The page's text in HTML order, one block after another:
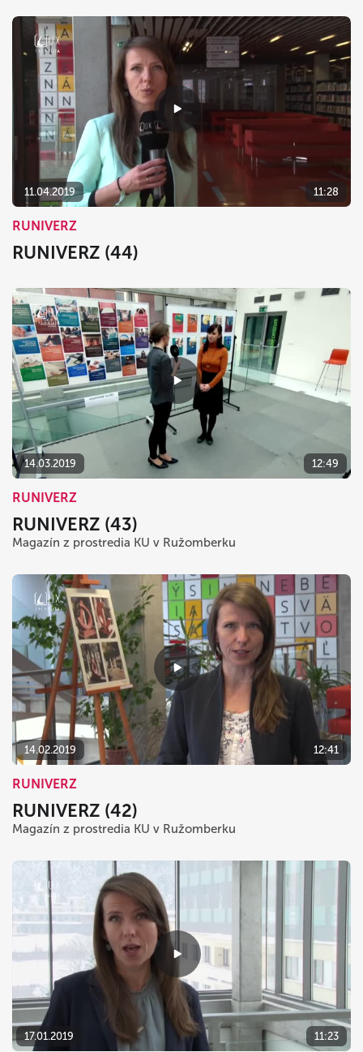
11.04.2019 11:28
RUNIVERZ
RUNIVERZ (44)
14.03.2019 12:49
RUNIVERZ
RUNIVERZ (43)
Magazín z prostredia KU v Ružomberku
14.02.2019 12:41
RUNIVERZ
RUNIVERZ (42)
Magazín z prostredia KU v Ružomberku
17.01.2019 11:23